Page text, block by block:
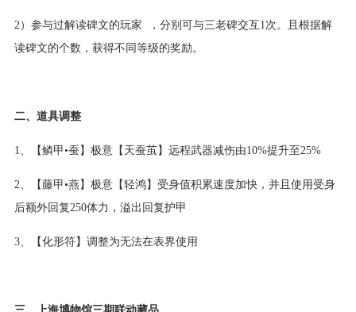
2）参与过解读碑文的玩家 ，分别可与三老碑交互1次。且根据解
读碑文的个数，获得不同等级的奖励。
二、道具调整
1、【鳞甲•蚕】极意【天蚕茧】远程武器减伤由10%提升至25%
2、【藤甲•燕】极意【轻鸿】受身值积累速度加快，并且使用受身
后额外回复250体力，溢出回复护甲
3、【化形符】调整为无法在表界使用
三、上海博物馆三期联动藏品